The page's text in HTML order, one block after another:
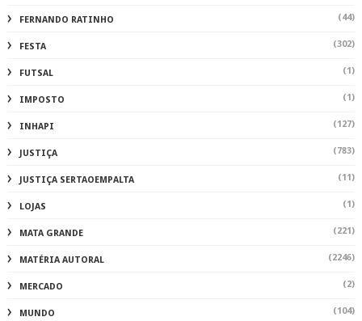
FERNANDO RATINHO (44)
FESTA (302)
FUTSAL (1)
IMPOSTO (1)
INHAPI (127)
JUSTIÇA (783)
JUSTIÇA SERTAOEMPALTA (11)
LOJAS (1)
MATA GRANDE (221)
MATÉRIA AUTORAL (2246)
MERCADO (2)
MUNDO (104)